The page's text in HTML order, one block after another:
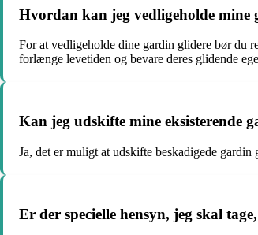
Hvordan kan jeg vedligeholde
For at vedligeholde dine gardin glidere bør du
forlænge levetiden og bevare deres glidende
Kan jeg udskifte mine eksisterende
Ja, det er muligt at udskifte beskadigede
Er der specielle hensyn, jeg skal